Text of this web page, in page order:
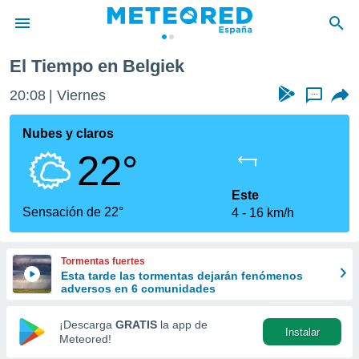
de
por
que se
calidad.
a este
las
y
forma
digital
basada
El Tiempo en Belgiek
20:08 Viernes ...
Nubes y claros
22°
Sensación de 22°
Este
4
16 km/h
Tormentas fuertes
Esta tarde las tormentas dejarán fenómenos
adversos en 6 comunidades
¡Descarga GRATIS la app de
Meteored!
Instalar